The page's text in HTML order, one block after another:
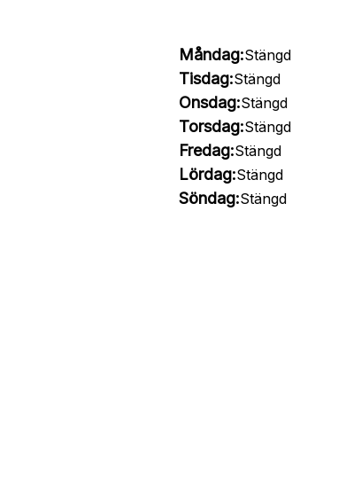
Måndag:Stängd
Tisdag:Stängd
Onsdag:Stängd
Torsdag:Stängd
Fredag:Stängd
Lördag:Stängd
Söndag:Stängd